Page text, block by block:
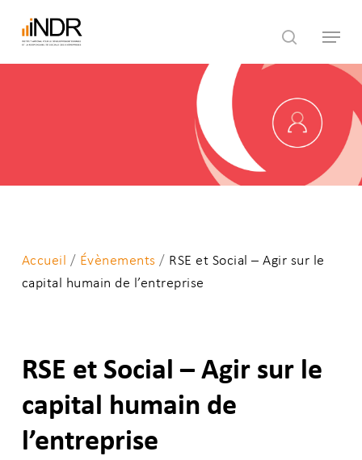
search
Menu
Accueil / Évènements / RSE et Social – Agir sur le
capital humain de l’entreprise
RSE et Social – Agir sur le
capital humain de
l’entreprise